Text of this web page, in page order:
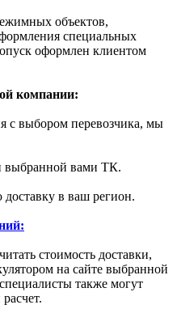
объектов,
специальных
оформлен клиентом
компании:
с выбором перевозчика, мы
выбранной вами ТК.
в ваш регион.
стоимость доставки,
на сайте выбранной
также могут